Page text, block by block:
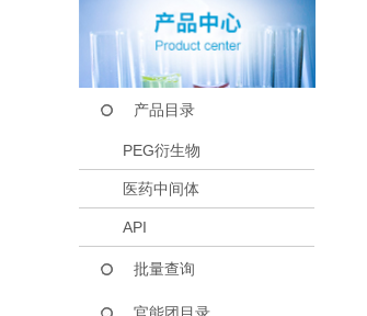
产品目录
PEG衍生物
医药中间体
API
批量查询
官能团目录